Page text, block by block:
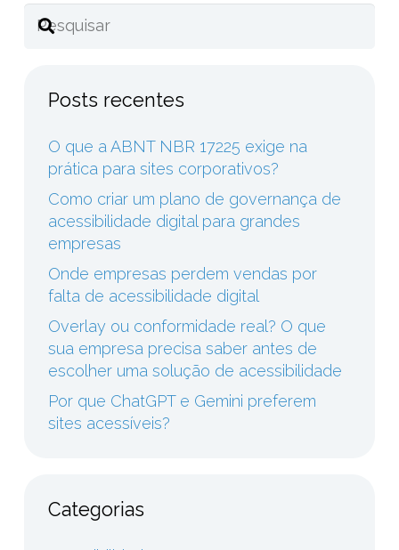
Posts recentes
O que a ABNT NBR 17225 exige na
prática para sites corporativos?
Como criar um plano de governança de
acessibilidade digital para grandes
empresas
Onde empresas perdem vendas por
falta de acessibilidade digital
Overlay ou conformidade real? O que
sua empresa precisa saber antes de
escolher uma solução de acessibilidade
Por que ChatGPT e Gemini preferem
sites acessíveis?
Categorias